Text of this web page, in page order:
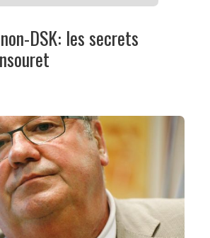
DSK: les secrets